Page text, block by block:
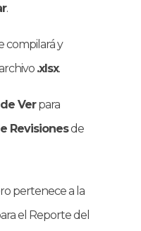
.
compilará y
.xlsx.
Verpara
Revisionesde
pertenece a la
el Reporte del